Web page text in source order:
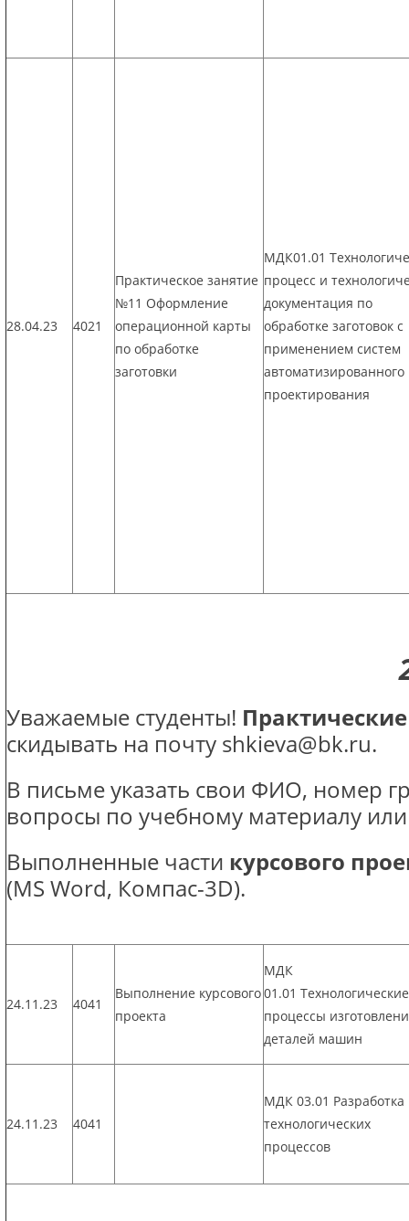
28.04.23 4021
Практическое занятие
№11 Оформление
операционной карты
по обработке
заготовки
МДК01.01
процесс и
документация по
обработке заготовок с
применением систем
автоматизированного
проектирования
Уважаемые студенты!
скидывать на почту shkieva@bk.ru.
В письме указать свои ФИО, номер
вопросы по учебному материалу
Выполненные части курсового
(MS Word, Компас-3D).
24.11.23 4041
Выполнение курсового
проекта
МДК
01.01 Технологические
процессы
деталей машин
24.11.23 4041
МДК 03.01 Разработка
технологических
процессов